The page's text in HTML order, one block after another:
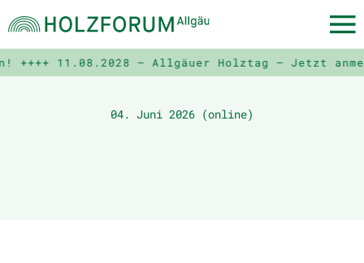
++++ 11.08.2028 – Allgäuer Holztag – Jetzt
04. Juni 2026 (online)